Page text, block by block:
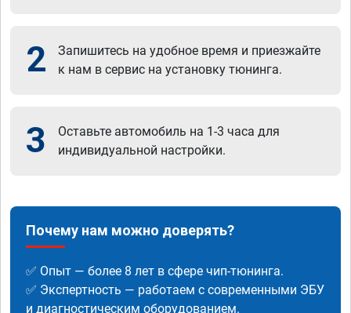
2
Запишитесь на удобное время и приезжайте
к нам в сервис на установку тюнинга.
3
Оставьте автомобиль на 1-3 часа для
индивидуальной настройки.
Почему нам можно доверять?
✅ Опыт — более 8 лет в сфере чип-тюнинга.
✅ Экспертность — работаем с современными ЭБУ
и диагностическим оборудованием.